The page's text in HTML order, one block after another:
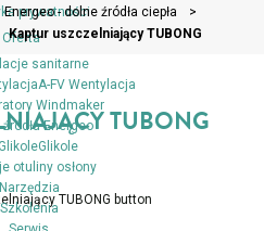
prywatności
Oferta
sanitarne
A-FV Wentylacja
Windmaker
Energeo
Glikole
otuliny osłony
Narzędzia
Szkolenia
Energeo - dolne źródła ciepła
>
Kaptur uszczelniający TUBONG
TUBONG